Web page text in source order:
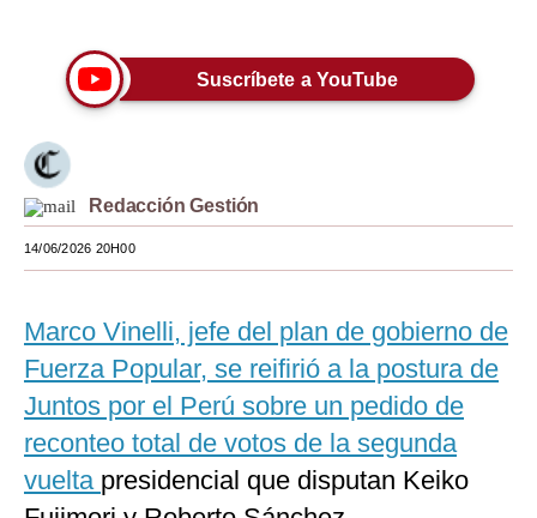
Moda
Mundo
EEUU
México
España
Internacional
Tecnología
Mix
Suscríbete a YouTube
Redacción Gestión
14/06/2026 20H00
Marco Vinelli, jefe del plan de gobierno de
Fuerza Popular, se reifirió a la postura de
Juntos por el Perú sobre un pedido de
reconteo total de votos de la segunda
vuelta presidencial que disputan Keiko